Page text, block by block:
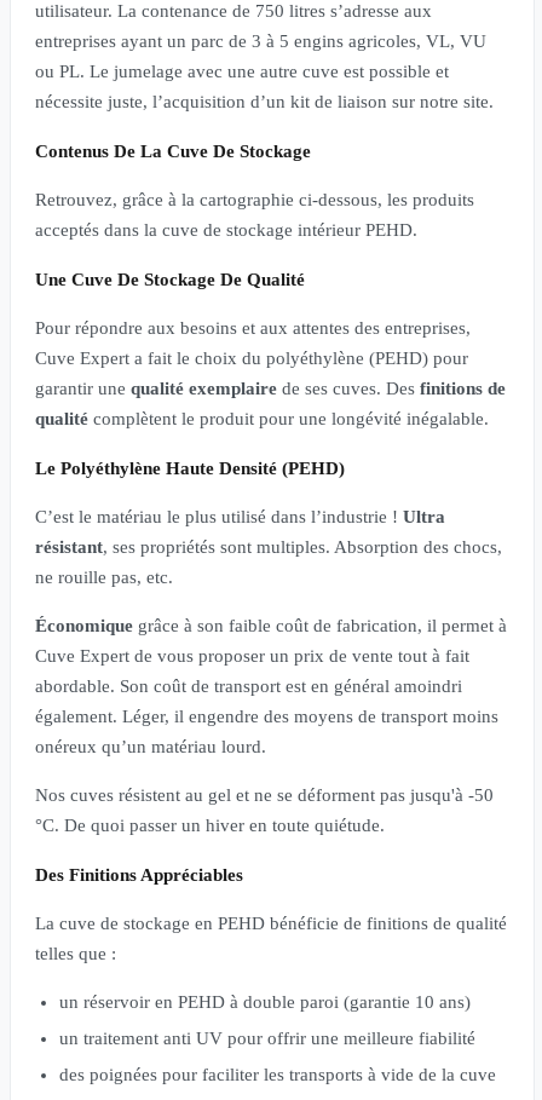
utilisateur. La contenance de 750 litres s’adresse aux
entreprises ayant un parc de 3 à 5 engins agricoles, VL, VU
ou PL. Le jumelage avec une autre cuve est possible et
nécessite juste, l’acquisition d’un kit de liaison sur notre site.
Contenus De La Cuve De Stockage
Retrouvez, grâce à la cartographie ci-dessous, les produits
acceptés dans la cuve de stockage intérieur PEHD.
Une Cuve De Stockage De Qualité
Pour répondre aux besoins et aux attentes des entreprises,
Cuve Expert a fait le choix du polyéthylène (PEHD) pour
garantir une qualité exemplaire de ses cuves. Des finitions de
qualité complètent le produit pour une longévité inégalable.
Le Polyéthylène Haute Densité (PEHD)
C’est le matériau le plus utilisé dans l’industrie ! Ultra
résistant, ses propriétés sont multiples. Absorption des chocs,
ne rouille pas, etc.
Économique grâce à son faible coût de fabrication, il permet à
Cuve Expert de vous proposer un prix de vente tout à fait
abordable. Son coût de transport est en général amoindri
également. Léger, il engendre des moyens de transport moins
onéreux qu’un matériau lourd.
Nos cuves résistent au gel et ne se déforment pas jusqu'à -50
°C. De quoi passer un hiver en toute quiétude.
Des Finitions Appréciables
La cuve de stockage en PEHD bénéficie de finitions de qualité
telles que :
un réservoir en PEHD à double paroi (garantie 10 ans)
un traitement anti UV pour offrir une meilleure fiabilité
des poignées pour faciliter les transports à vide de la cuve